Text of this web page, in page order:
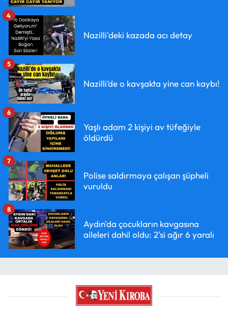
Nazilli'deki kazada acı detay
4
Nazilli’de o kavşakta yine can kaybı!
5
Yaşlı adam 2 kişiyi av tüfeğiyle
öldürdü
6
Polise saldırmaya çalışan şüpheli
vuruldu
7
Aydın'da çocukların kavgasına
aileleri dahil oldu: 2'si ağır 6 yaralı
8